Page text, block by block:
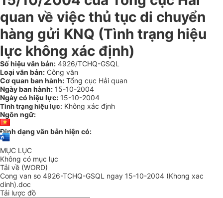
quan về việc thủ tục di chuyển
hàng gửi KNQ (Tình trạng hiệu
lực không xác định)
Số hiệu văn bản: 4926/TCHQ-GSQL
Loại văn bản: Công văn
Cơ quan ban hành: Tổng cục Hải quan
Ngày ban hành: 15-10-2004
Ngày có hiệu lực: 15-10-2004
Tình trạng hiệu lực: Không xác định
Ngôn ngữ:
Định dạng văn bản hiện có:
MỤC LỤC
Không có mục lục
Tải về (WORD)
Cong van so 4926-TCHQ-GSQL ngay 15-10-2004 (Khong xac
dinh).doc
Tải lược đồ